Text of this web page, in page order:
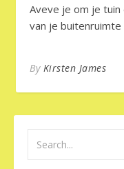
Aveve je om je
van je
By Kirsten James